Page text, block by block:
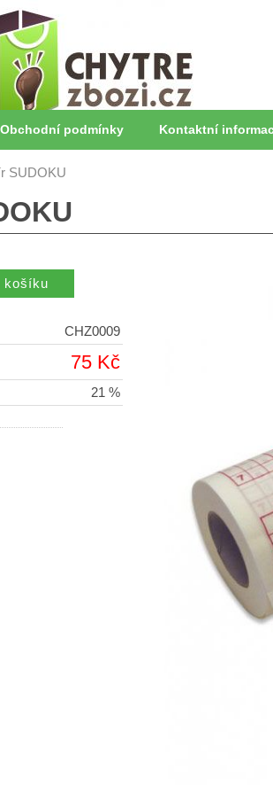
Obchodní podmínky Kontaktní
SUDOKU
CHZ0009
75 Kč
21 %